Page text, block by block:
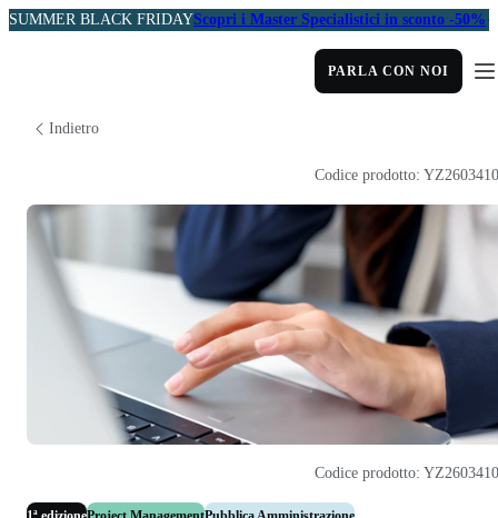
SUMMER BLACK FRIDAYScopri i Master Specialistici in sconto -50%
PARLA CON NOI
Indietro
Codice prodotto:
Codice prodotto: